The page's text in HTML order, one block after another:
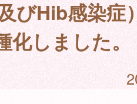
びHib感染症
化しました。